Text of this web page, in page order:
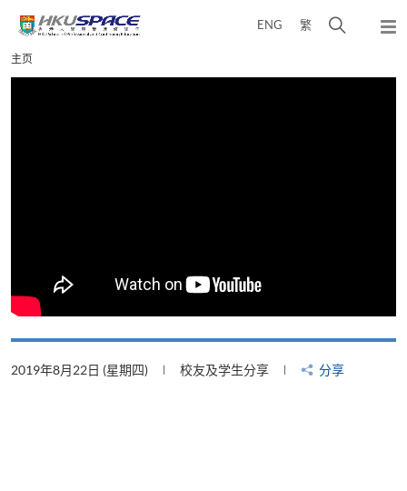
content
ENG 繁
弹
Main
content
主页
2019年8月22日 (星期四) 校友及学生分享 分享